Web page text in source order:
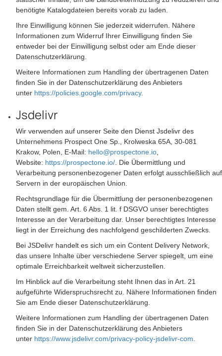
benötigte Katalogdateien bereits vorab zu laden.
Ihre Einwilligung können Sie jederzeit widerrufen. Nähere
Informationen zum Widerruf Ihrer Einwilligung finden Sie
entweder bei der Einwilligung selbst oder am Ende dieser
Datenschutzerklärung.
Weitere Informationen zum Handling der übertragenen Daten
finden Sie in der Datenschutzerklärung des Anbieters
unter https://policies.google.com/privacy.
Jsdelivr
Wir verwenden auf unserer Seite den Dienst Jsdelivr des
Unternehmens Prospect One Sp., Krolweska 65A, 30-081
Krakow, Polen, E-Mail: hello@prospectone.io
Website: https://prospectone.io/ . Die Übermittlung und
Verarbeitung personenbezogener Daten erfolgt ausschließlich auf
Servern in der europäischen Union.
Rechtsgrundlage für die Übermittlung der personenbezogenen
Daten stellt gem. Art. 6 Abs. 1 lit. f DSGVO unser berechtigtes
Interesse an der Verarbeitung dar. Unser berechtigtes Interesse
liegt in der Erreichung des nachfolgend geschilderten Zwecks.
Bei JSDelivr handelt es sich um ein Content Delivery Network,
das unsere Inhalte über verschiedene Server spiegelt, um eine
optimale Erreichbarkeit weltweit sicherzustellen.
Im Hinblick auf die Verarbeitung steht Ihnen das in Art. 21
aufgeführte Widerspruchsrecht zu. Nähere Informationen finden
Sie am Ende dieser Datenschutzerklärung.
Weitere Informationen zum Handling der übertragenen Daten
finden Sie in der Datenschutzerklärung des Anbieters
unter https://www.jsdelivr.com/privacy-policy-jsdelivr-com